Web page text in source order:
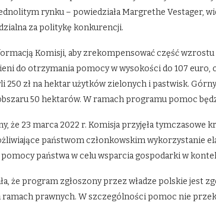
rynku – powiedziała Margrethe Vestager,
za politykę konkurencji.
Komisji, aby zrekompensować część
do otrzymania pomocy w wysokości do 107
250 zł na hektar użytków zielonych i pastwisk.
50 hektarów. W ramach programu pomoc
że 23 marca 2022 r. Komisja przyjęła tymczasowe
państwom członkowskim wykorzystanie
państwa w celu wsparcia gospodarki w
że program zgłoszony przez władze polskie jest
prawnych. W szczególności pomoc nie